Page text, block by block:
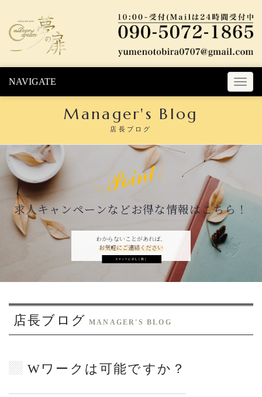
T
o
e
g
NAVIGATE
Manager's Blog
店長ブログ
わからないことがあれば、
お気軽にご連絡ください
求人キャンペーンなどお得な情報はこちら！
店長ブログ MANAGER'S BLOG
Wワークは可能ですか？